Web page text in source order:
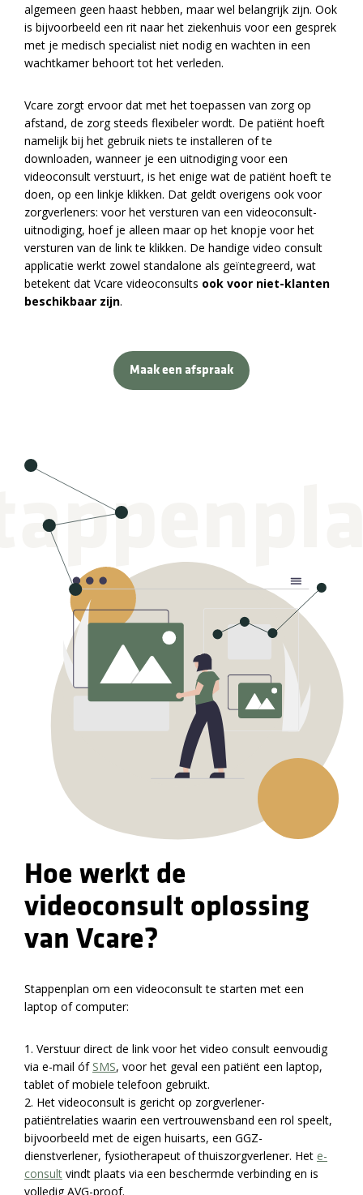
algemeen geen haast hebben, maar wel belangrijk zijn. Ook
is bijvoorbeeld een rit naar het ziekenhuis voor een gesprek
met je medisch specialist niet nodig en wachten in een
wachtkamer behoort tot het verleden.
Vcare zorgt ervoor dat met het toepassen van zorg op
afstand, de zorg steeds flexibeler wordt. De patiënt hoeft
namelijk bij het gebruik niets te installeren of te
downloaden, wanneer je een uitnodiging voor een
videoconsult verstuurt, is het enige wat de patiënt hoeft te
doen, op een linkje klikken. Dat geldt overigens ook voor
zorgverleners: voor het versturen van een videoconsult-
uitnodiging, hoef je alleen maar op het knopje voor het
versturen van de link te klikken. De handige video consult
applicatie werkt zowel standalone als geïntegreerd, wat
betekent dat Vcare videoconsults ook voor niet-klanten
beschikbaar zijn.
Maak een afspraak
Hoe werkt de
videoconsult oplossing
van Vcare?
Stappenplan om een videoconsult te starten met een
laptop of computer:
1. Verstuur direct de link voor het video consult eenvoudig
via e-mail óf SMS, voor het geval een patiënt een laptop,
tablet of mobiele telefoon gebruikt.
2. Het videoconsult is gericht op zorgverlener-
patiëntrelaties waarin een vertrouwensband een rol speelt,
bijvoorbeeld met de eigen huisarts, een GGZ-
dienstverlener, fysiotherapeut of thuiszorgverlener. Het e-
consult vindt plaats via een beschermde verbinding en is
volledig AVG-proof.